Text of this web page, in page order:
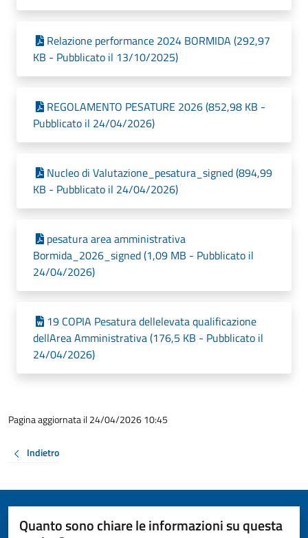
Relazione performance 2024 BORMIDA (292,97
KB - Pubblicato il 13/10/2025)
REGOLAMENTO PESATURE 2026 (852,98 KB -
Pubblicato il 24/04/2026)
Nucleo di Valutazione_pesatura_signed (894,99
KB - Pubblicato il 24/04/2026)
pesatura area amministrativa
Bormida_2026_signed (1,09 MB - Pubblicato il
24/04/2026)
19 COPIA Pesatura dellelevata qualificazione
dellArea Amministrativa (176,5 KB - Pubblicato il
24/04/2026)
Pagina aggiornata il 24/04/2026 10:45
Indietro
Quanto sono chiare le informazioni su questa